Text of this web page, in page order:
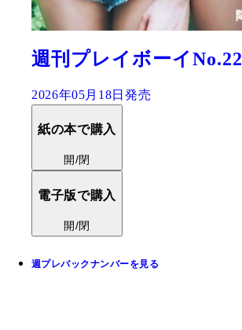
週刊プレイボーイNo.22
2026年05月18日発売
紙の本で購入
開/閉
電子版で購入
開/閉
週プレバックナンバーを見る